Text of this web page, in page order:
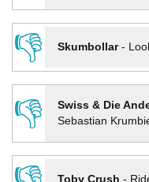
👎
Skumbollar-
👎
Swiss & Die
Sebastian
Toby Crush -